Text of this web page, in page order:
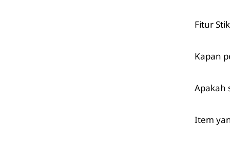
Fitur
Kapan
Apakah
Item